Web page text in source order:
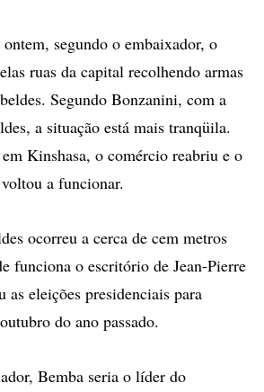
segundo o embaixador, o
ruas da capital recolhendo armas
Segundo Bonzanini, com a
a situação está mais tranqüila.
Kinshasa, o comércio reabriu e o
a funcionar.
ocorreu a cerca de cem metros
funciona o escritório de Jean-Pierre
as eleições presidenciais para
do ano passado.
Bemba seria o líder do